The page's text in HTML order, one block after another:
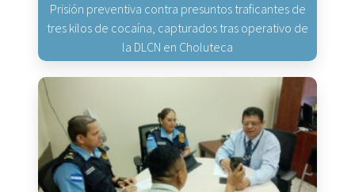
Prisión preventiva contra presuntos traficantes de
tres kilos de cocaína, capturados tras operativo de
la DLCN en Choluteca